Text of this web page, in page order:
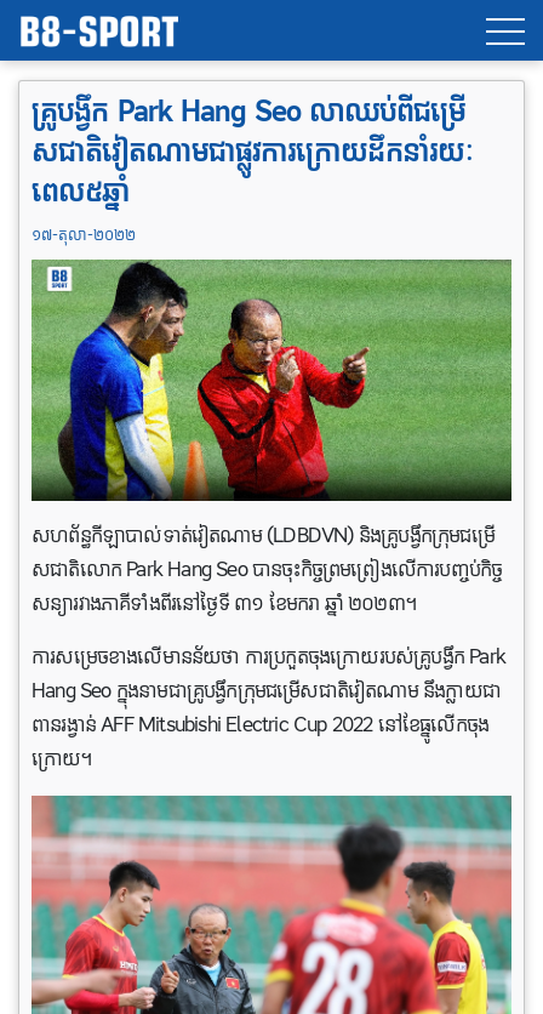
គ្រូ​បង្វឹក Park Hang Seo លា​ឈប់​ពី​ជម្រើ
សជាតិ​វៀតណាម​ជា​ផ្លូវ​ការ​ក្រោយ​ដឹកនាំរយៈ​
ពេល​៥​ឆ្នាំ
១៧-តុលា-២០២២
សហព័ន្ធកីឡាបាល់ទាត់វៀតណាម (LDBDVN) និងគ្រូបង្វឹកក្រុមជម្រើ
សជាតិលោក Park Hang Seo បានចុះកិច្ចព្រមព្រៀងលើការបញ្ចប់កិច្ច
សន្យារវាងភាគីទាំងពីរនៅថ្ងៃទី ៣១ ខែមករា ឆ្នាំ ២០២៣។
ការសម្រេចខាងលើមានន័យថា ការប្រកួតចុងក្រោយរបស់គ្រូបង្វឹក Park
Hang Seo ក្នុងនាមជាគ្រូបង្វឹកក្រុមជម្រើសជាតិវៀតណាម នឹងក្លាយជា
ពានរង្វាន់ AFF Mitsubishi Electric Cup 2022 នៅខែធ្នូលើកចុង
ក្រោយ។